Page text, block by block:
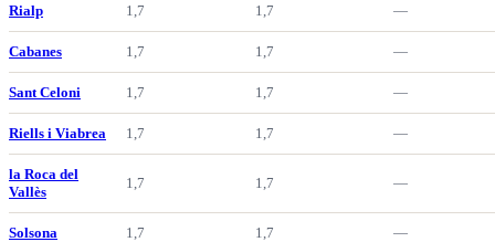
Rialp 1,7 1,7 —
Cabanes 1,7 1,7 —
Sant Celoni 1,7 1,7 —
Riells i Viabrea 1,7 1,7 —
la Roca del
Vallès
1,7 1,7 —
Solsona 1,7 1,7 —